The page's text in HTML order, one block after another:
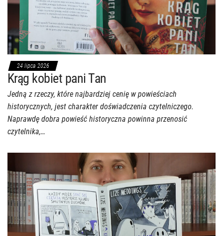
24 lipca 2026
Krąg kobiet pani Tan
Jedną z rzeczy, które najbardziej cenię w powieściach
historycznych, jest charakter doświadczenia czytelniczego.
Naprawdę dobra powieść historyczna powinna przenosić
czytelnika,…